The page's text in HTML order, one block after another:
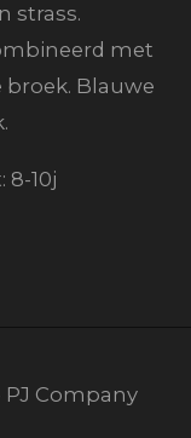
strass.
met
broek. Blauwe
8-10j
PJ Company